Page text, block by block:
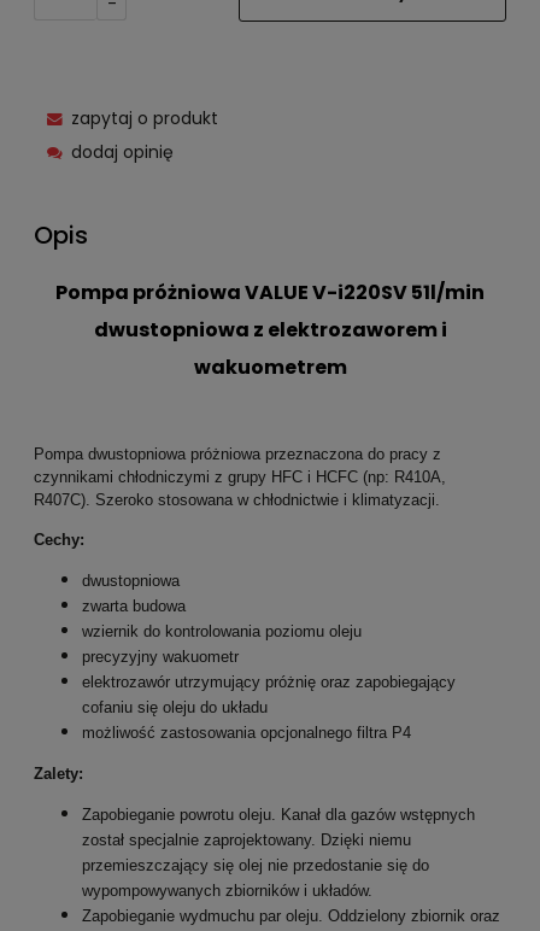
zapytaj o produkt
dodaj opinię
Opis
Pompa próżniowa VALUE V-i220SV 51l/min
dwustopniowa z elektrozaworem i
wakuometrem
Pompa dwustopniowa próżniowa przeznaczona do pracy z
czynnikami chłodniczymi z grupy HFC i HCFC (np: R410A,
R407C). Szeroko stosowana w chłodnictwie i klimatyzacji.
Cechy:
dwustopniowa
zwarta budowa
wziernik do kontrolowania poziomu oleju
precyzyjny wakuometr
elektrozawór utrzymujący próżnię oraz zapobiegający
cofaniu się oleju do układu
możliwość zastosowania opcjonalnego filtra P4
Zalety:
Zapobieganie powrotu oleju. Kanał dla gazów wstępnych
został specjalnie zaprojektowany. Dzięki niemu
przemieszczający się olej nie przedostanie się do
wypompowywanych zbiorników i układów.
Zapobieganie wydmuchu par oleju. Oddzielony zbiornik oraz